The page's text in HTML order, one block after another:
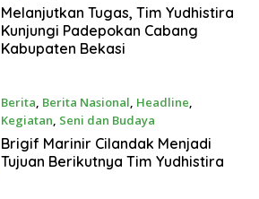
23 Juli 2022
Melanjutkan Tugas, Tim Yudhistira
Kunjungi Padepokan Cabang
Kabupaten Bekasi
Berita, Berita Nasional, Headline,
Kegiatan, Seni dan Budaya
22 Juli 2022
Brigif Marinir Cilandak Menjadi
Tujuan Berikutnya Tim Yudhistira